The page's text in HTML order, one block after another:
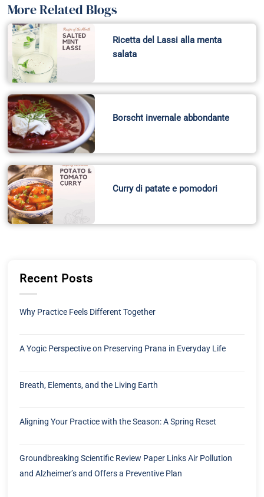
More Related Blogs
Ricetta del Lassi alla menta
salata
Borscht invernale abbondante
Curry di patate e pomodori
Recent Posts
Why Practice Feels Different Together
A Yogic Perspective on Preserving Prana in Everyday Life
Breath, Elements, and the Living Earth
Aligning Your Practice with the Season: A Spring Reset
Groundbreaking Scientific Review Paper Links Air Pollution
and Alzheimer’s and Offers a Preventive Plan